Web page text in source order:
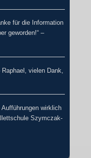
für die Information
geworden!“ –
vielen Dank,
Aufführungen wirklich
Szymczak-